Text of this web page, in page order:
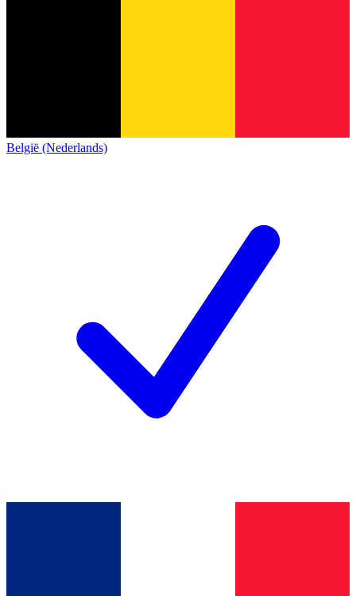
België (Nederlands)